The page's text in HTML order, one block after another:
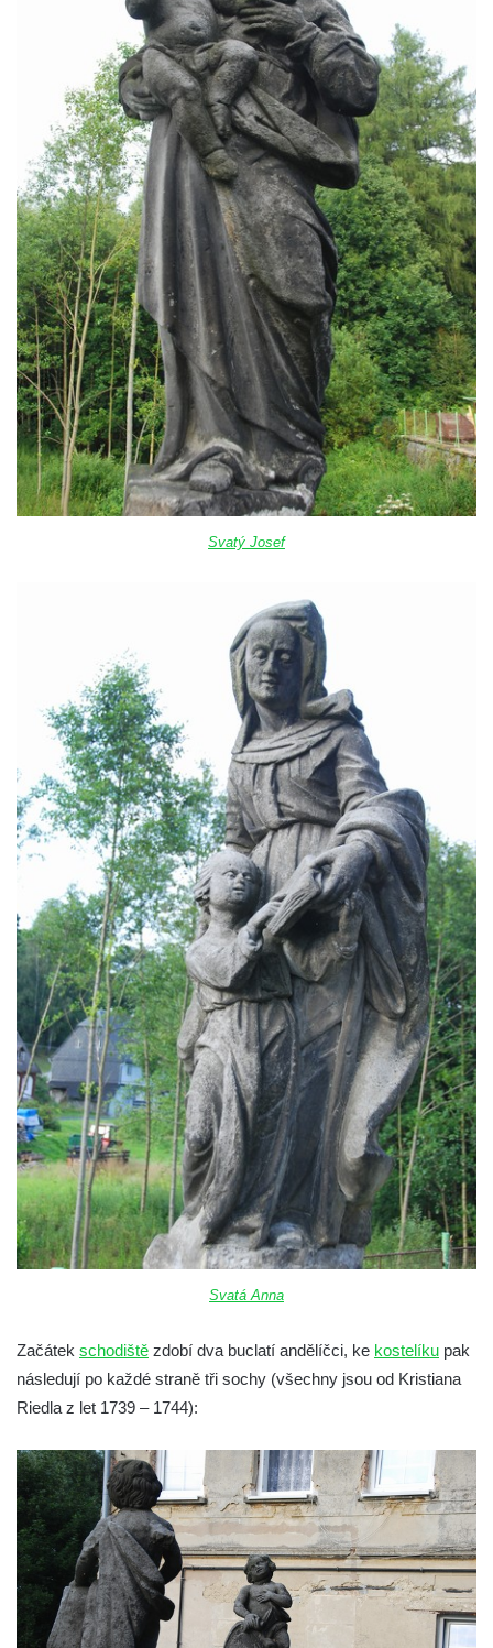
Křížová cesta u kláštera St. Marienthal
Křížová cesta Sedmi bolestí Panny Marie v
Klášterci nad Ohří
Křížová cesta Most
Památník Brána svobody před kostelem
svatého Jáchyma v Jáchymově
Obraz Svaté rodiny u Olivetské kaple
křížové cesty v Kamenickém Šenově
Kříž u Olivetské kaple křížové cesty v
Kamenickém Šenově
Olivetská kaple u Křížové cesty v
Kamenickém Šenově
Skalní kaple Božího hrobu Křížové cesty v
Kamenickém Šenově
Křížová cesta ke svobodě – Jáchymov
Křížová cesta Liběchov
Bratrský oltář u České Kamenice
Křížová cesta Horní Maxov (Slovanka)
Poutní místo Ostré (křížová cesta)
Kaple na Křížové Hoře a křížová cesta v
Českém Krumlově
Křížová cesta ve Cvikově (Na Kalvárii)
Křížová cesta v Kadani
Křížová cesta Království (Königswalde)
1859
Křížová cesta Staré Křečany (Altehrenberg)
1825-1833
Křížová cesta Šluknov (Schluckenau),
1738-1756
Křížová cesta Krásná Lípa (Schönlinde),
1857-1859
Křížová cesta Brtníky (Zeidler), 1801-1804
Křížová cesta Rumburk (Rumburg), 1899-
1900
Křížová cesta Vilémov (Wölmsdorf), 1765-
1766
Křížová cesta Jiříkov (Georgswalde), 1817-
Georgental), 1759-1764
Křížová cesta Jáchym (Joachimsberg) u
Lobendavy (1914)
Křížová cesta Annaberg (Anenský vrch) u
Lobendavy (1829-1834)
Křížová cesta Nejdek
Svatý Josef
Svatá Anna
Začátek schodiště zdobí dva buclatí andělíčci, ke kostelíku pak
následují po každé straně tři sochy (všechny jsou od Kristiana
Riedla z let 1739 – 1744):